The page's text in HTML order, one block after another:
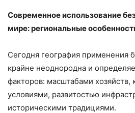
Современное использование
мире: региональные
Сегодня география применения
крайне неоднородна и
факторов: масштабами хозяйств,
условиями, развитостью
историческими традициями.